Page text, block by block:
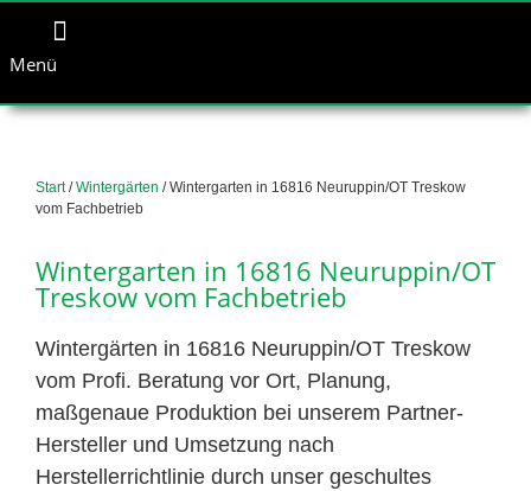
Menü
Start/Wintergärten / Wintergarten in 16816 Neuruppin/OT Treskow
vom Fachbetrieb
Wintergarten in 16816 Neuruppin/OT
Treskow vom Fachbetrieb
Wintergärten in 16816 Neuruppin/OT Treskow
vom Profi. Beratung vor Ort, Planung,
maßgenaue Produktion bei unserem Partner-
Hersteller und Umsetzung nach
Herstellerrichtlinie durch unser geschultes